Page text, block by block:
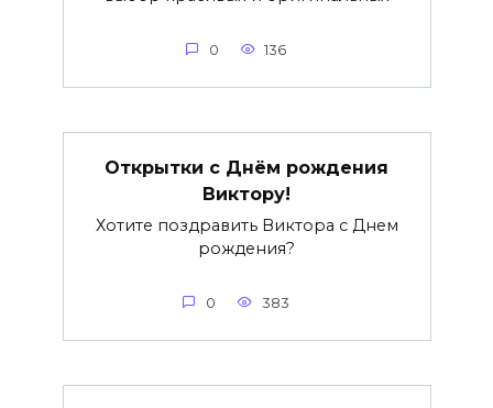
0 136
Открытки с Днём рождения
Виктору!
Хотите поздравить Виктора с Днем
рождения?
0 383